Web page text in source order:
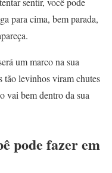
para cima, bem parada,
um marco na sua
tão levinhos viram chutes
vai bem dentro da sua
pode fazer em